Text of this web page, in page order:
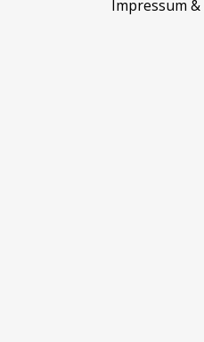
Impressum &